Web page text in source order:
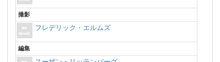
撮影
フレデリック・エルムズ
編集